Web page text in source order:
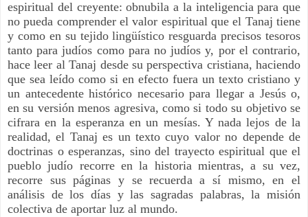
espiritual del creyente: obnubila a la inteligencia para que
no pueda comprender el valor espiritual que el Tanaj tiene
y como en su tejido lingüístico resguarda precisos tesoros
tanto para judíos como para no judíos y, por el contrario,
hace leer al Tanaj desde su perspectiva cristiana, haciendo
que sea leído como si en efecto fuera un texto cristiano y
un antecedente histórico necesario para llegar a Jesús o,
en su versión menos agresiva, como si todo su objetivo se
cifrara en la esperanza en un mesías. Y nada lejos de la
realidad, el Tanaj es un texto cuyo valor no depende de
doctrinas o esperanzas, sino del trayecto espiritual que el
pueblo judío recorre en la historia mientras, a su vez,
recorre sus páginas y se recuerda a sí mismo, en el
análisis de los días y las sagradas palabras, la misión
colectiva de aportar luz al mundo.